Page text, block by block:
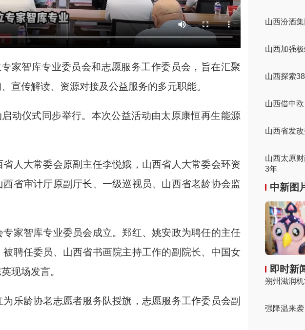
智库专业委员会和志愿服务工作委员会，旨在汇聚
宣传解读、资源对接及公益服务的多元职能。
仪式同步举行。本次公益活动由太原康恒再生能源
大常委会原副主任李悦娥，山西省人大常委会环资
省审计厅原副厅长、一级巡视员、山西省老龄协会监
智库专业委员会成立。郑红、姚安政为聘任的主任
聘任委员、山西省书画院主持工作的副院长、中国女
现场发言。
龄协老志愿者服务队授旗，志愿服务工作委员会副
山西汾酒
山西加强
山西探索
山西借中
山西省发
山西太原
3年
中新图
即时新
朔州滋润
强降温来